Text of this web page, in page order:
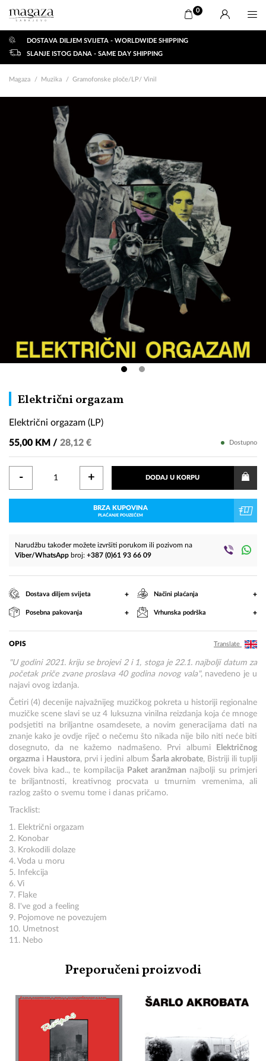
0
DOSTAVA DILJEM SVIJETA - WORLDWIDE SHIPPING
SLANJE ISTOG DANA - SAME DAY SHIPPING
Magaza Muzika Gramofonske ploče/LP/ Vinil
Električni orgazam
Električni orgazam (LP)
55,00 KM / 28,12 € Dostupno
- + DODAJ U KORPU
BRZA KUPOVINA
PLAĆANJE POUZEĆEM
Narudžbu također možete izvršiti porukom ili pozivom na
Viber/WhatsApp broj: +387 (0)61 93 66 09
Dostava diljem svijeta + Načini plaćanja +
Posebna pakovanja + Vrhunska podrška +
OPIS Translate
"U godini 2021. kriju se brojevi 2 i 1, stoga je 22.1. najbolji datum za
početak priče zvane proslava 40 godina novog vala", navedeno je u
najavi ovog izdanja.
Četiri (4) decenije najvažnijeg muzičkog pokreta u historiji regionalne
muzičke scene slavi se uz 4 luksuzna vinilna reizdanja koja će mnoge
podsjetiti na briljantne osamdesete, a novim generacijama dati na
znanje kako je ovdje riječ o nečemu što nikada nije bilo niti neće biti
dosegnuto, da ne kažemo nadmašeno. Prvi albumi
Električnog
orgazma i Haustora, prvi i jedini album Šarla akrobate, Bistriji ili tuplji
čovek biva kad.., te kompilacija
Paket aranžman najbolji su primjeri
te briljantnosti, kreativnog procvata u tmurnim vremenima, ali
razlog zašto o svemu tome i danas pričamo.
Tracklist:
1. Električni orgazam
2. Konobar
3. Krokodili dolaze
4. Voda u moru
5. Infekcija
6. Vi
7. Flake
8. I've god a feeling
9. Pojomove ne povezujem
10. Umetnost
11. Nebo
Preporučeni proizvodi